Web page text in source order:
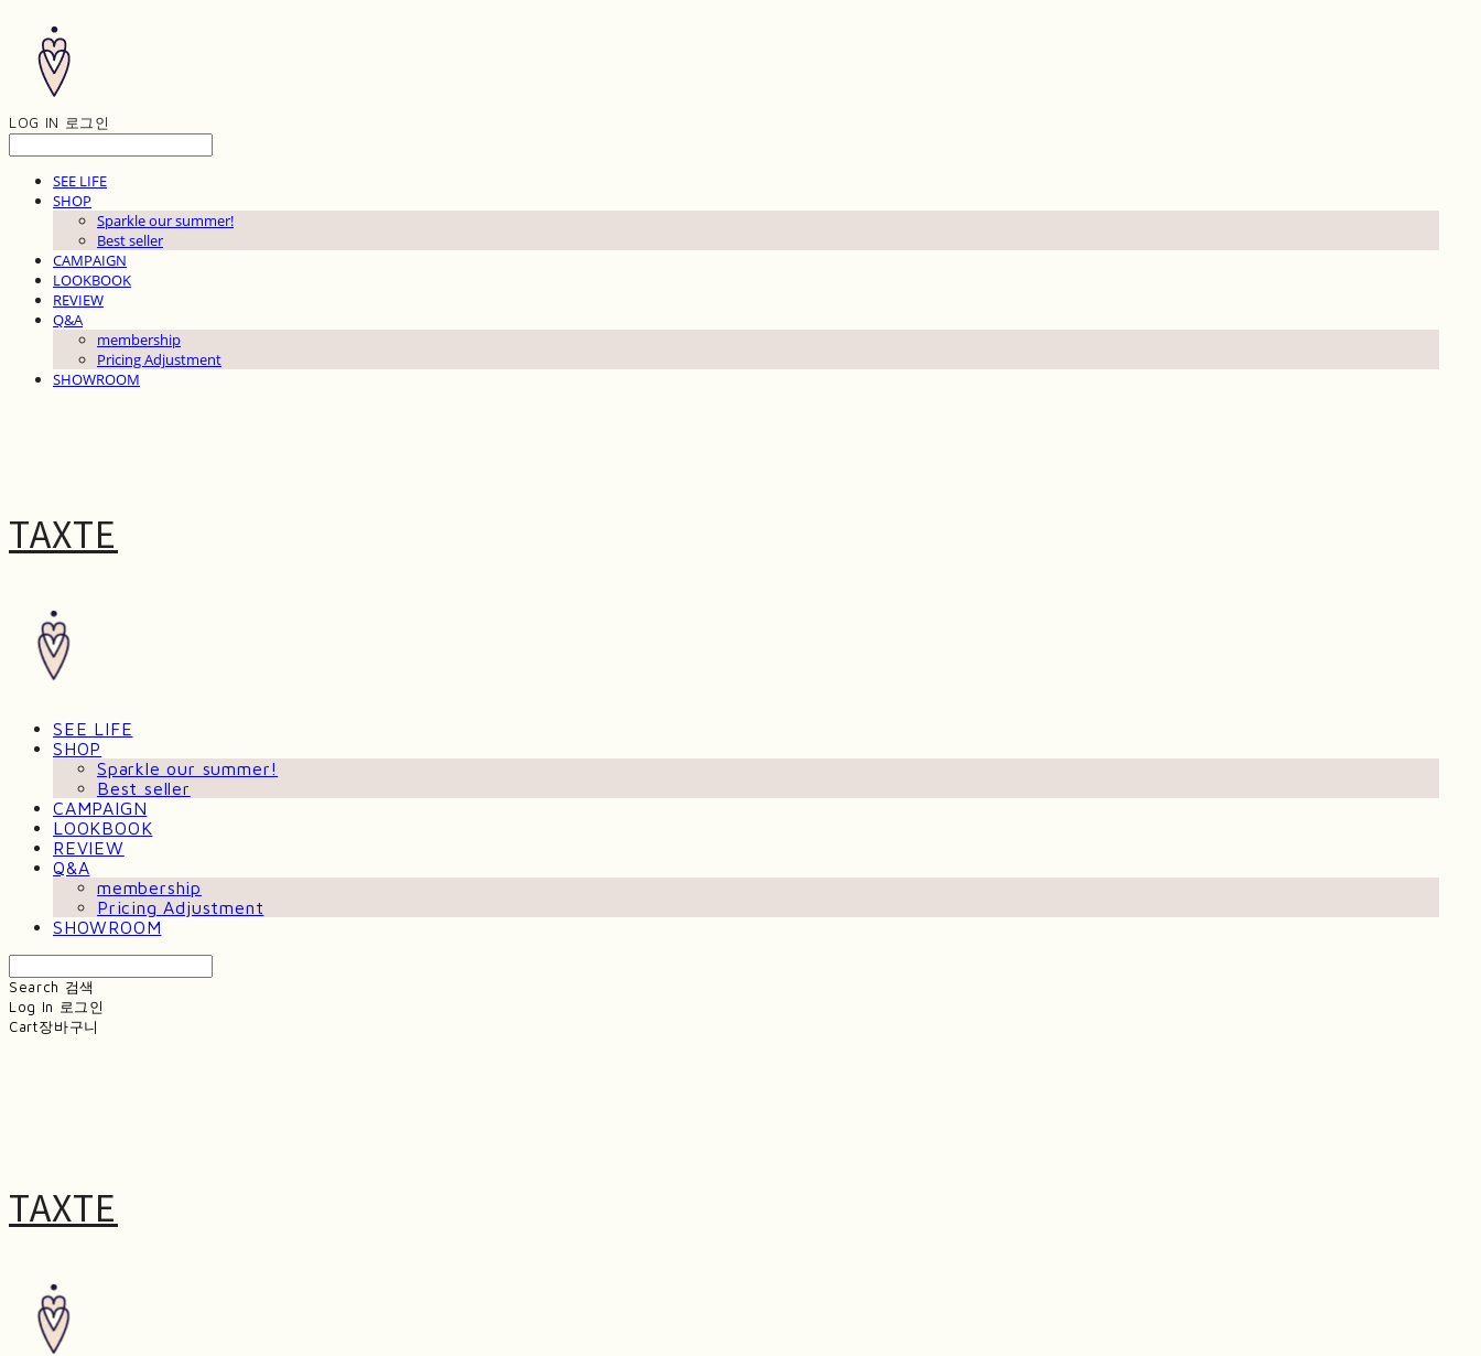
LOG IN 로그인
SEE LIFE
SHOP
Sparkle our summer!
Best seller
CAMPAIGN
LOOKBOOK
REVIEW
Q&A
membership
Pricing Adjustment
SHOWROOM
TAXTE
SEE LIFE
SHOP
Sparkle our summer!
Best seller
CAMPAIGN
LOOKBOOK
REVIEW
Q&A
membership
Pricing Adjustment
SHOWROOM
Search 검색
Log In 로그인
Cart장바구니
TAXTE